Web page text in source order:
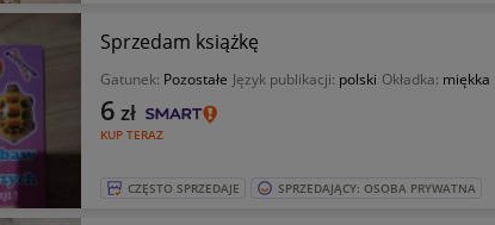
Sprzedam książkę
Gatunek: Pozostałe Język publikacji: polski Okładka: miękka
KUP TERAZ
6 zł
CZĘSTO SPRZEDAJE SPRZEDAJĄCY: OSOBA PRYWATNA